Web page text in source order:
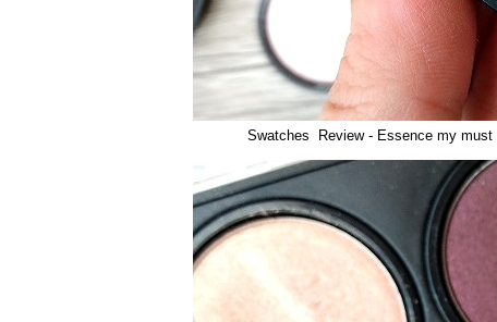
Swatches Review - Essence my must